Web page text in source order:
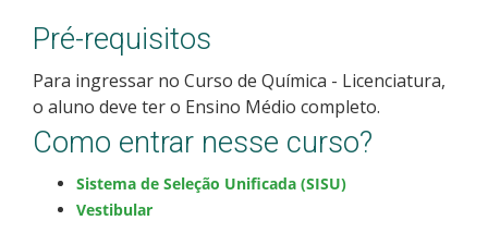
Cadastro de interesse
Pré-requisitos
Para ingressar no Curso de Química - Licenciatura,
o aluno deve ter o Ensino Médio completo.
Como entrar nesse curso?
Sistema de Seleção Unificada (SISU)
Vestibular